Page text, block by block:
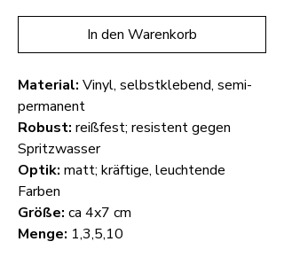
In den Warenkorb
Material: Vinyl, selbstklebend, semi-
permanent
Robust: reißfest; resistent gegen
Spritzwasser
Optik: matt; kräftige, leuchtende
Farben
Größe: ca 4x7 cm
Menge: 1,3,5,10